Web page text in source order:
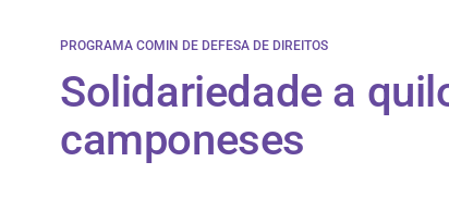
PROGRAMA COMIN DE DEFESA DE DIREITOS
Solidariedade a
camponeses